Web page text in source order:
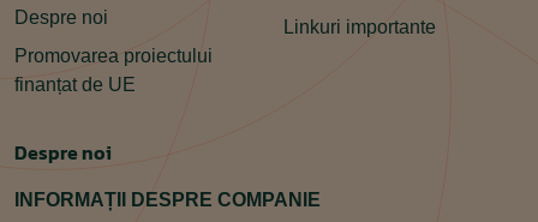
Despre noi
Promovarea proiectului
finanțat de UE
Linkuri importante
Despre noi
INFORMAȚII DESPRE COMPANIE